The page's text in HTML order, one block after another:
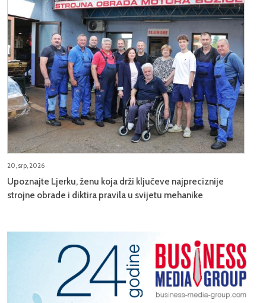
20, srp, 2026
Upoznajte Ljerku, ženu koja drži ključeve najpreciznije
strojne obrade i diktira pravila u svijetu mehanike